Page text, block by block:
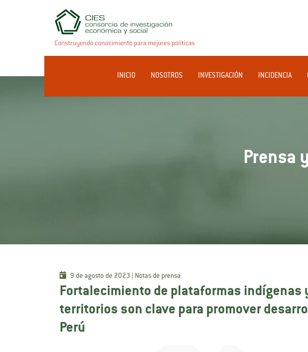
INICIO NOSOTROS INVESTIGACIÓN INCIDENCIA
Prensa
9 de agosto de 2023 | Notas de prensa
Fortalecimiento de plataformas indígenas
territorios son clave para promover
Perú